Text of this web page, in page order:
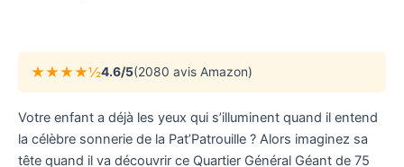
★★★★½4.6/5(2080 avis Amazon)
Votre enfant a déjà les yeux qui s’illuminent quand il entend
la célèbre sonnerie de la Pat’Patrouille ? Alors imaginez sa
tête quand il va découvrir ce Quartier Général Géant de 75